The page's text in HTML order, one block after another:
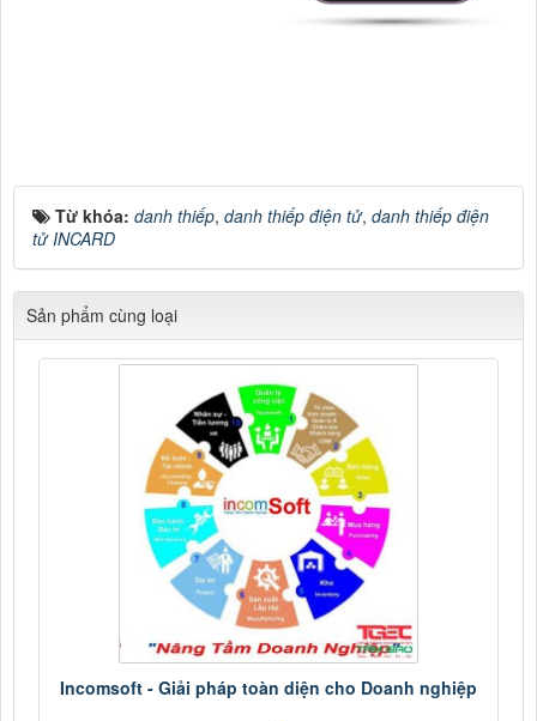
Từ khóa: danh thiếp, danh thiếp điện tử, danh thiếp điện
tử INCARD
Sản phẩm cùng loại
Incomsoft - Giải pháp toàn diện cho Doanh nghiệp